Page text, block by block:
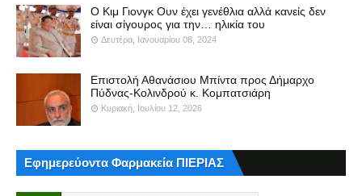
Ο Κιμ Γιονγκ Ουν έχει γενέθλια αλλά κανείς δεν
είναι σίγουρος για την… ηλικία του
Δευτέρα, Ιανουαρίου 08, 2024
Επιστολή Αθανάσιου Μπίντα προς Δήμαρχο
Πύδνας-Κολινδρού κ. Κομπατσιάρη
Κυριακή, Ιουλίου 12, 2026
Εφημερεύοντα Φαρμακεία ΠΙΕΡΙΑΣ